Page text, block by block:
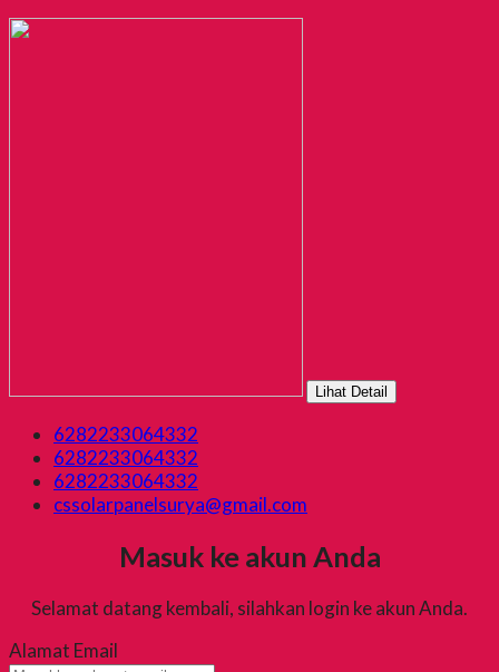
Lihat Detail
6282233064332
6282233064332
6282233064332
cssolarpanelsurya@gmail.com
Masuk ke akun Anda
Selamat datang kembali, silahkan login ke akun Anda.
Alamat Email